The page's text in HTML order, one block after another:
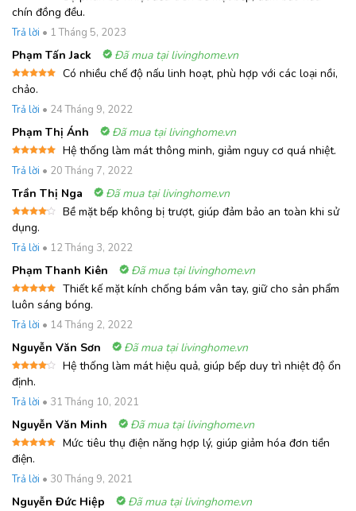
Được
xếp
hạng 4
5 sao
chín đồng đều.
Trả lời • 1 Tháng 5, 2023
Phạm Tấn Jack Đã mua tại livinghome.vn
Được xếp
hạng5
sao
Có nhiều chế độ nấu linh hoạt, phù hợp với các loại nồi,
chảo.
Trả lời • 24 Tháng 9, 2022
Phạm Thị Ánh Đã mua tại livinghome.vn
hạng5 5
Hệ thống làm mát thông minh, giảm nguy cơ quá nhiệt.
Trả lời • 20 Tháng 7, 2022
Trần Thị Nga Đã mua tại livinghome.vn
Được
xếp
hạng 4
5 sao
Bề mặt bếp không bị trượt, giúp đảm bảo an toàn khi sử
dụng.
Trả lời • 12 Tháng 3, 2022
Phạm Thanh Kiên Đã mua tại livinghome.vn
Được xếp
hạng 55
sao
Thiết kế mặt kính chống bám vân tay, giữ cho sản phẩm
luôn sáng bóng.
Trả lời • 14 Tháng 2, 2022
Nguyễn Văn Sơn Đã mua tại livinghome.vn
Được
xếp
hạng 4
5 sao
Hệ thống làm mát hiệu quả, giúp bếp duy trì nhiệt độ ổn
định.
Trả lời • 31 Tháng 10, 2021
Nguyễn Văn Minh Đã mua tại livinghome.vn
Được xếp
hạng
sao
Mức tiêu thụ điện năng hợp lý, giúp giảm hóa đơn tiền
điện.
Trả lời • 30 Tháng 9, 2021
Nguyễn Đức Hiệp Đã mua tại livinghome.vn